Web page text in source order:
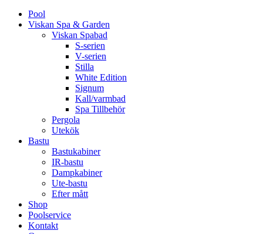
Pool
Viskan Spa & Garden
Viskan Spabad
S-serien
V-serien
Stilla
White Edition
Signum
Kall/varmbad
Spa Tillbehör
Pergola
Utekök
Bastu
Bastukabiner
IR-bastu
Dampkabiner
Ute-bastu
Efter mått
Shop
Poolservice
Kontakt